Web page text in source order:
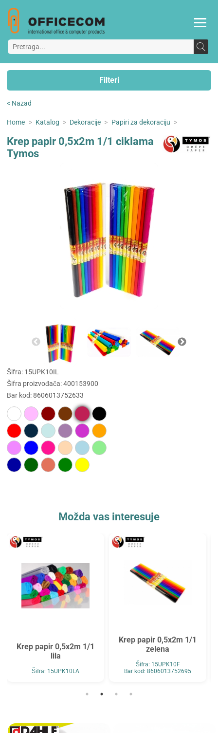
Filteri
< Nazad
Home > Katalog > Dekoracije > Papiri za dekoraciju >
Krep papir 0,5x2m 1/1 ciklama
Tymos
Šifra: 15UPK10IL
Šifra proizvođača: 400153900
Bar kod: 8606013752633
Možda vas interesuje
Krep papir 0,5x2m 1/1
lila
Šifra: 15UPK10LA
Krep papir 0,5x2m 1/1
zelena
Šifra: 15UPK10F
Bar kod: 8606013752695